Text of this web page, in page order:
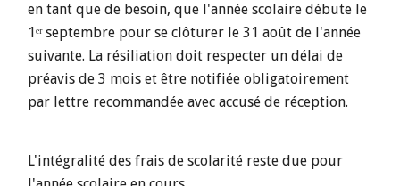
en tant que de besoin, que l'année scolaire débute le
1ᵉʳ septembre pour se clôturer le 31 août de l'année
suivante. La résiliation doit respecter un délai de
préavis de 3 mois et être notifiée obligatoirement
par lettre recommandée avec accusé de réception.
L'intégralité des frais de scolarité reste due pour